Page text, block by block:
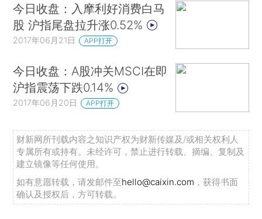
今日收盘：入摩利好消费白马
股 沪指尾盘拉升涨0.52%
2017年06月21日 APP打开
今日收盘：A股冲关MSCI在即
沪指震荡下跌0.14%
2017年06月20日 APP打开
财新网所刊载内容之知识产权为财新传媒及/或相关权利人
专属所有或持有。未经许可，禁止进行转载、摘编、复制及
建立镜像等任何使用。
如有意愿转载，请发邮件至hello@caixin.com ，获得书面
确认及授权后，方可转载。